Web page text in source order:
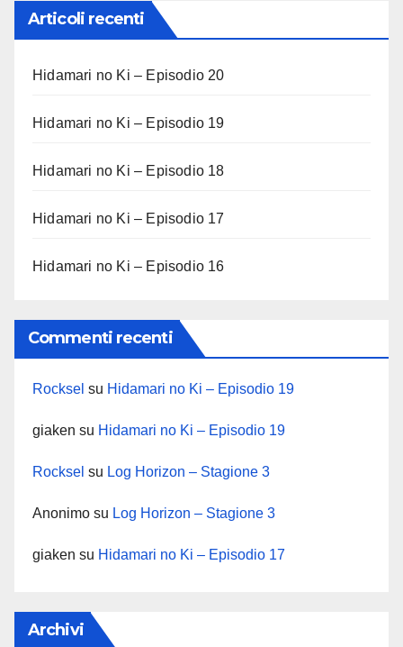
Articoli recenti
Hidamari no Ki – Episodio 20
Hidamari no Ki – Episodio 19
Hidamari no Ki – Episodio 18
Hidamari no Ki – Episodio 17
Hidamari no Ki – Episodio 16
Commenti recenti
Rocksel su Hidamari no Ki – Episodio 19
giaken su Hidamari no Ki – Episodio 19
Rocksel su Log Horizon – Stagione 3
Anonimo su Log Horizon – Stagione 3
giaken su Hidamari no Ki – Episodio 17
Archivi